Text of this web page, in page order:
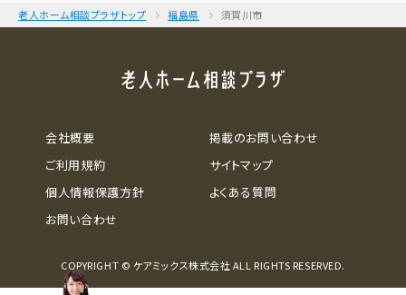
老人ホーム相談プラザトップ 福島県 須賀川市
会社概要
ご利用規約
個人情報保護方針
お問い合わせ
掲載のお問い合わせ
サイトマップ
よくある質問
COPYRIGHT © ケアミックス株式会社 ALL RIGHTS RESERVED.